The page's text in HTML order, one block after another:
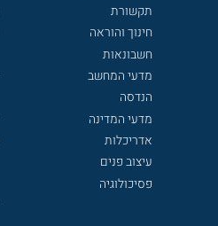
תקשורת
חינוך והוראה
חשבונאות
מדעי המחשב
הנדסה
מדעי המדינה
אדריכלות
עיצוב פנים
פסיכולוגיה